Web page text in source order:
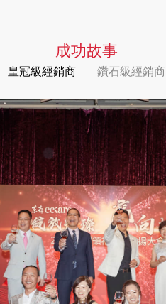
成功故事
皇冠級經銷商 鑽石級經銷商